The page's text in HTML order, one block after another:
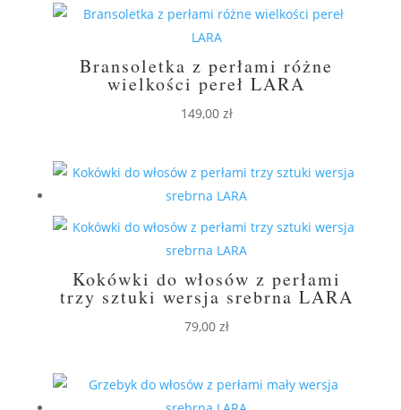
Bransoletka z perłami różne
wielkości pereł LARA
149,00 zł
Kokówki do włosów z perłami
trzy sztuki wersja srebrna LARA
79,00 zł